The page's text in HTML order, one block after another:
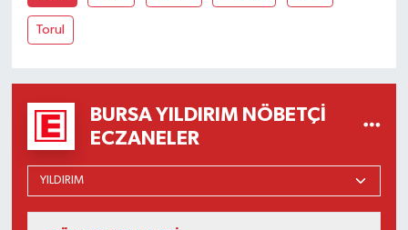
Torul
BURSA YILDIRIM NÖBETÇI
ECZANELER